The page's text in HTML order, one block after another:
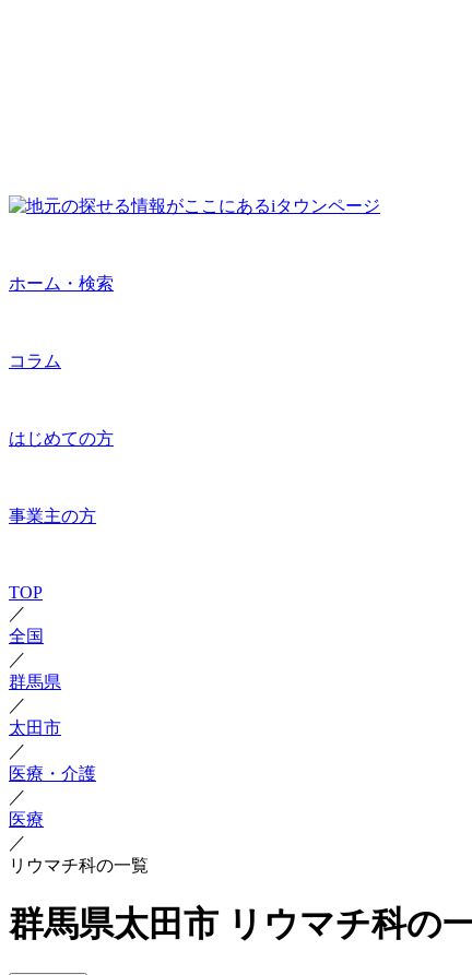
ホーム・検索
コラム
はじめての方
事業主の方
TOP
／
全国
／
群馬県
／
太田市
／
医療・介護
／
医療
／
リウマチ科の一覧
群馬県太田市 リウマチ科の